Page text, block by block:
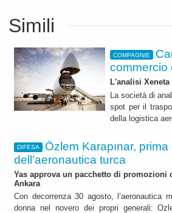
Simili
COMPAGNIE
commercio
L'analisi
La società di
spot per il
della logistica
DIFESA
Özlem Karapınar,
dell’aeronautica turca
Yas approva un pacchetto di
Ankara
Con decorrenza 30 agosto, l’aeronautica
donna nel novero dei propri generali: